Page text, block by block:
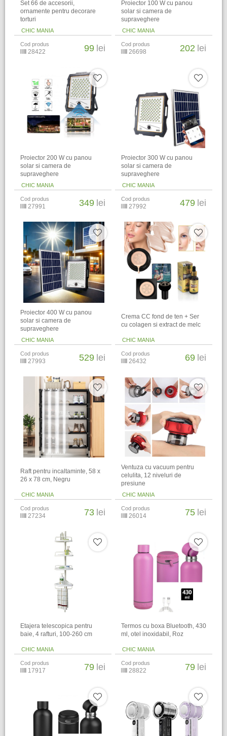
Set 66 de accesorii,
ornamente pentru decorare
torturi
CHIC MANIA
Cod produs
28422 99 lei
Proiector 100 W cu panou
solar si camera de
supraveghere
CHIC MANIA
Cod produs
26698 202 lei
Proiector 200 W cu panou
solar si camera de
supraveghere
CHIC MANIA
Cod produs
27991 349 lei
Proiector 300 W cu panou
solar si camera de
supraveghere
CHIC MANIA
Cod produs
27992 479 lei
Proiector 400 W cu panou
solar si camera de
supraveghere
CHIC MANIA
Cod produs
27993 529 lei
Crema CC fond de ten + Ser
cu colagen si extract de melc
CHIC MANIA
Cod produs
26432 69 lei
Raft pentru incaltaminte, 58 x
26 x 78 cm, Negru
CHIC MANIA
Cod produs
27234 73 lei
Ventuza cu vacuum pentru
celulita, 12 niveluri de
presiune
CHIC MANIA
Cod produs
26014 75 lei
Etajera telescopica pentru
baie, 4 rafturi, 100-260 cm
CHIC MANIA
Cod produs
17917 79 lei
Termos cu boxa Bluetooth, 430
ml, otel inoxidabil, Roz
CHIC MANIA
Cod produs
28822 79 lei